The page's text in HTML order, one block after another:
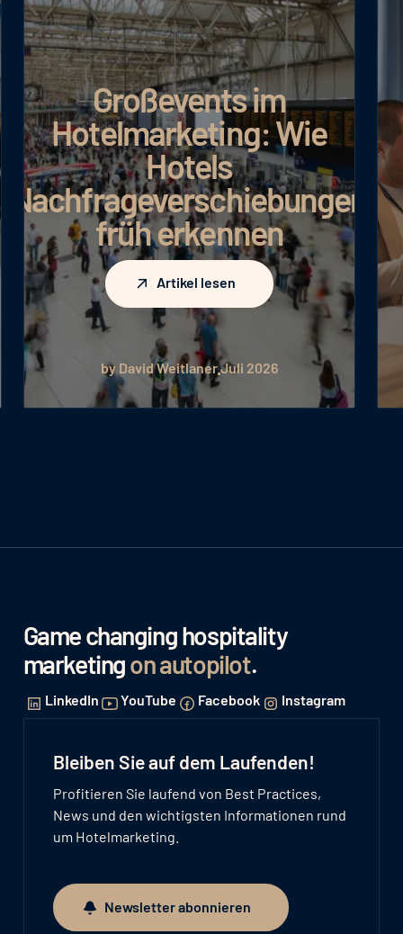
Google AI Max: Mehr
Umsatz bei
effizienterem
Budgeteinsatz
Artikel lesen
Artikel lesen
by Julia HartigJuli 2026
Game changing hospitality
marketingon autopilot.
LinkedIn YouTube Facebook Instagram
Bleiben Sie auf dem Laufenden!
Profitieren Sie laufend von Best Practices,
News und den wichtigsten Informationen rund
um Hotelmarketing.
Newsletter abonnieren
Newsletter abonnieren